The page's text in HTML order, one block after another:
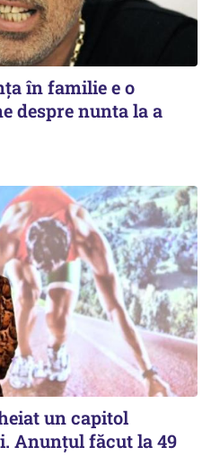
în familie e o
despre nunta la a
un capitol
Anunțul făcut la 49